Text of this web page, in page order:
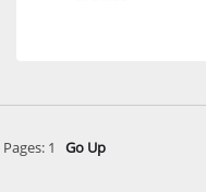
Pages: 1 Go Up